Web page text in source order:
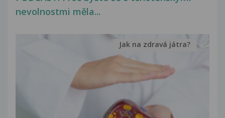
nevolnostmi měla...
Jak na zdravá játra?